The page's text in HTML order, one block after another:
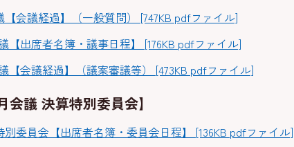
会議経過】（一般質問） [747KB pdfファイル]
【出席者名簿・議事日程】 [176KB pdfファイル]
【会議経過】（議案審議等） [473KB pdfファイル]
会議 決算特別委員会】
委員会【出席者名簿・委員会日程】 [136KB pdfファイル]